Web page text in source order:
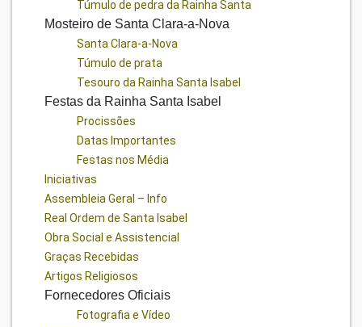
Túmulo de pedra da Rainha Santa
Mosteiro de Santa Clara-a-Nova
Santa Clara-a-Nova
Túmulo de prata
Tesouro da Rainha Santa Isabel
Festas da Rainha Santa Isabel
Procissões
Datas Importantes
Festas nos Média
Iniciativas
Assembleia Geral – Info
Real Ordem de Santa Isabel
Obra Social e Assistencial
Graças Recebidas
Artigos Religiosos
Fornecedores Oficiais
Fotografia e Vídeo